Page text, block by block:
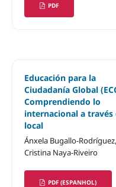
PDF
Educación para la
Ciudadanía Global
Comprendiendo lo
internacional a través
local
Ánxela Bugallo-
Cristina Naya-Riveiro
PDF (ESPANHOL)